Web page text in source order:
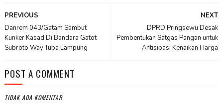
NEXT
DPRD Pringsewu Desak
Pembentukan Satgas Pangan untuk
Antisipasi Kenaikan Harga
PREVIOUS
Danrem 043/Gatam Sambut
Kunker Kasad Di Bandara Gatot
Subroto Way Tuba Lampung
POST A COMMENT
TIDAK ADA KOMENTAR